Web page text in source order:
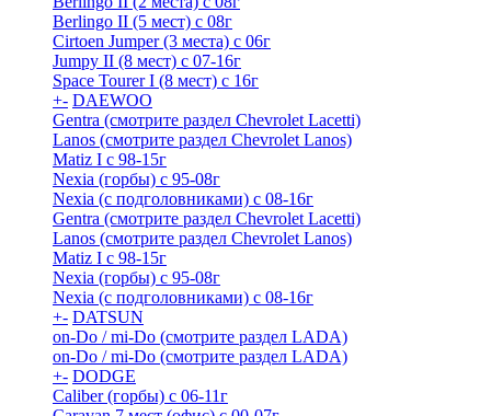
Berlingo II (5 мест) с 08г
Cirtoen Jumper (3 места) с 06г
Jumpy II (8 мест) с 07-16г
Space Tourer I (8 мест) с 16г
+- DAEWOO
Gentra (смотрите раздел Chevrolet Lacetti)
Lanos (смотрите раздел Chevrolet Lanos)
Matiz I с 98-15г
Nexia (горбы) с 95-08г
Nexia (с подголовниками) с 08-16г
Gentra (смотрите раздел Chevrolet Lacetti)
Lanos (смотрите раздел Chevrolet Lanos)
Matiz I с 98-15г
Nexia (горбы) с 95-08г
Nexia (с подголовниками) с 08-16г
+- DATSUN
on-Do / mi-Do (смотрите раздел LADA)
on-Do / mi-Do (смотрите раздел LADA)
+- DODGE
Caliber (горбы) с 06-11г